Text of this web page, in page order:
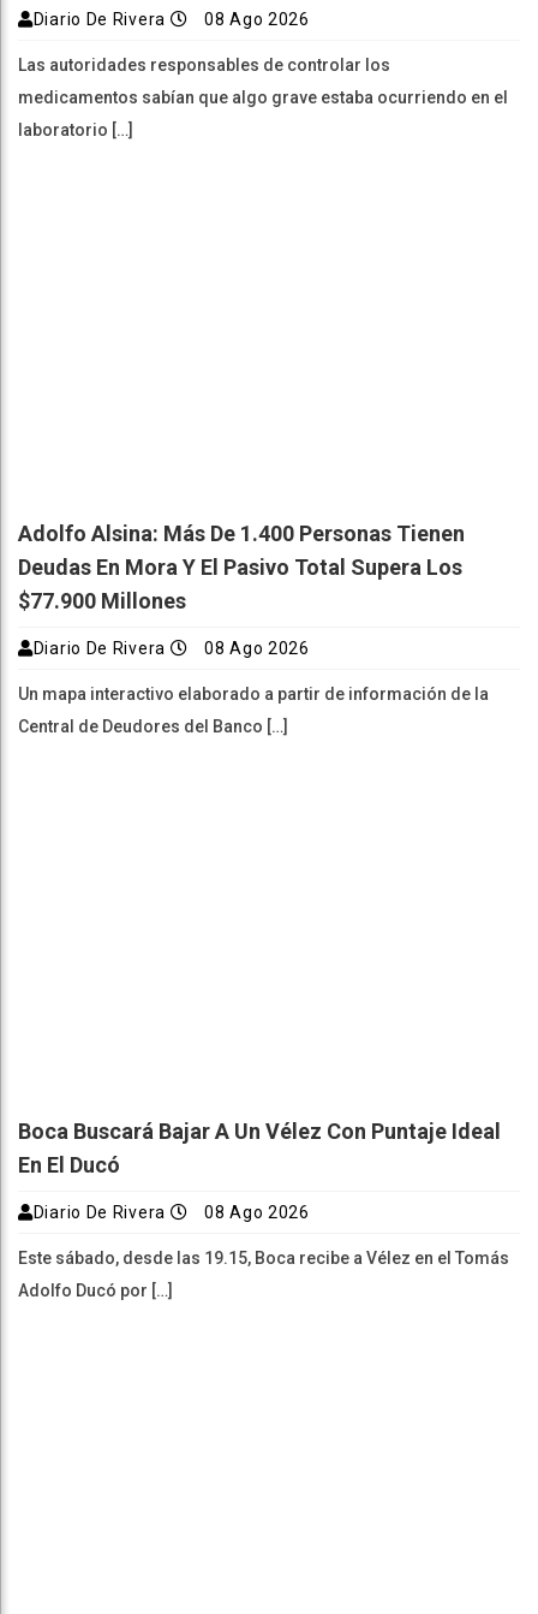
Diario De Rivera 08 Ago 2026
Las autoridades responsables de controlar los
medicamentos sabían que algo grave estaba ocurriendo en el
laboratorio […]
Adolfo Alsina: Más De 1.400 Personas Tienen
Deudas En Mora Y El Pasivo Total Supera Los
$77.900 Millones
Diario De Rivera 08 Ago 2026
Un mapa interactivo elaborado a partir de información de la
Central de Deudores del Banco […]
Boca Buscará Bajar A Un Vélez Con Puntaje Ideal
En El Ducó
Diario De Rivera 08 Ago 2026
Este sábado, desde las 19.15, Boca recibe a Vélez en el Tomás
Adolfo Ducó por […]